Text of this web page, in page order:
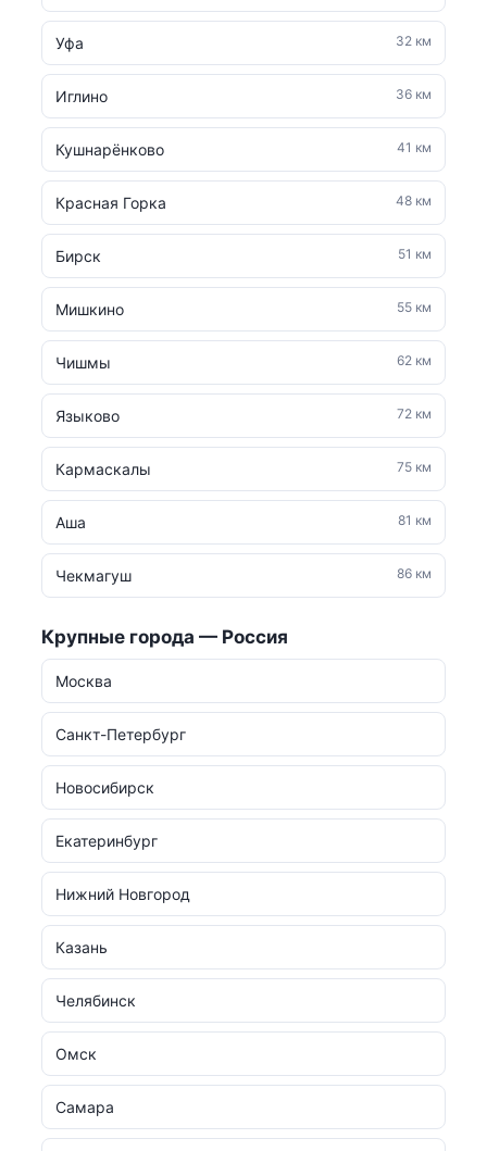
Уфа 32 км
Иглино 36 км
Кушнарёнково 41 км
Красная Горка 48 км
Бирск 51 км
Мишкино 55 км
Чишмы 62 км
Языково 72 км
Кармаскалы 75 км
Аша 81 км
Чекмагуш 86 км
Крупные города — Россия
Москва
Санкт-Петербург
Новосибирск
Екатеринбург
Нижний Новгород
Казань
Челябинск
Омск
Самара